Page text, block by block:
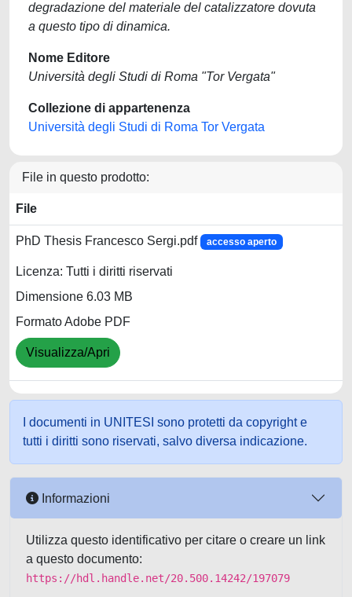
degradazione del materiale del catalizzatore dovuta
a questo tipo di dinamica.
Nome Editore
Università degli Studi di Roma "Tor Vergata"
Collezione di appartenenza
Università degli Studi di Roma Tor Vergata
File in questo prodotto:
File
PhD Thesis Francesco Sergi.pdf accesso aperto
Licenza: Tutti i diritti riservati
Dimensione 6.03 MB
Formato Adobe PDF
Visualizza/Apri
I documenti in UNITESI sono protetti da copyright e
tutti i diritti sono riservati, salvo diversa indicazione.
Informazioni
Utilizza questo identificativo per citare o creare un link
a questo documento:
https://hdl.handle.net/20.500.14242/197079